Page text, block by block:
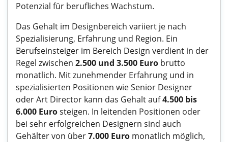
Potenzial für berufliches Wachstum.
Das Gehalt im Designbereich variiert je nach
Spezialisierung, Erfahrung und Region. Ein
Berufseinsteiger im Bereich Design verdient in der
Regel zwischen 2.500 und 3.500 Euro brutto
monatlich. Mit zunehmender Erfahrung und in
spezialisierten Positionen wie Senior Designer
oder Art Director kann das Gehalt auf4.500 bis
6.000 Eurosteigen. In leitenden Positionen oder
bei sehr erfolgreichen Designern sind auch
Gehälter von über7.000 Euro monatlich möglich,